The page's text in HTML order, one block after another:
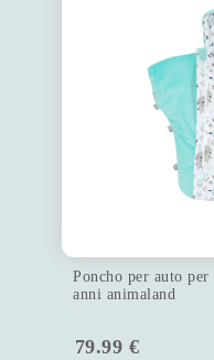
Poncho per auto
anni animaland
79.99 €